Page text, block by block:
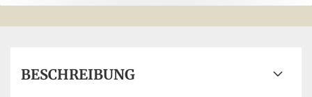
BESCHREIBUNG